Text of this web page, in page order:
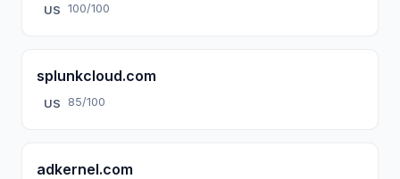
US 100/100
splunkcloud.com
US 85/100
adkernel.com